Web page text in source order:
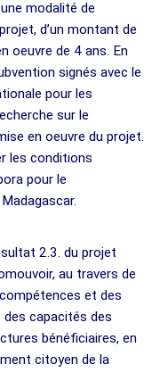
modalité de
d’un montant de
oeuvre de 4 ans. En
signés avec le
pour les
sur le
en oeuvre du projet.
les conditions
pour le
2.3. du projet
au travers de
et des
capacités des
bénéficiaires, en
citoyen de la